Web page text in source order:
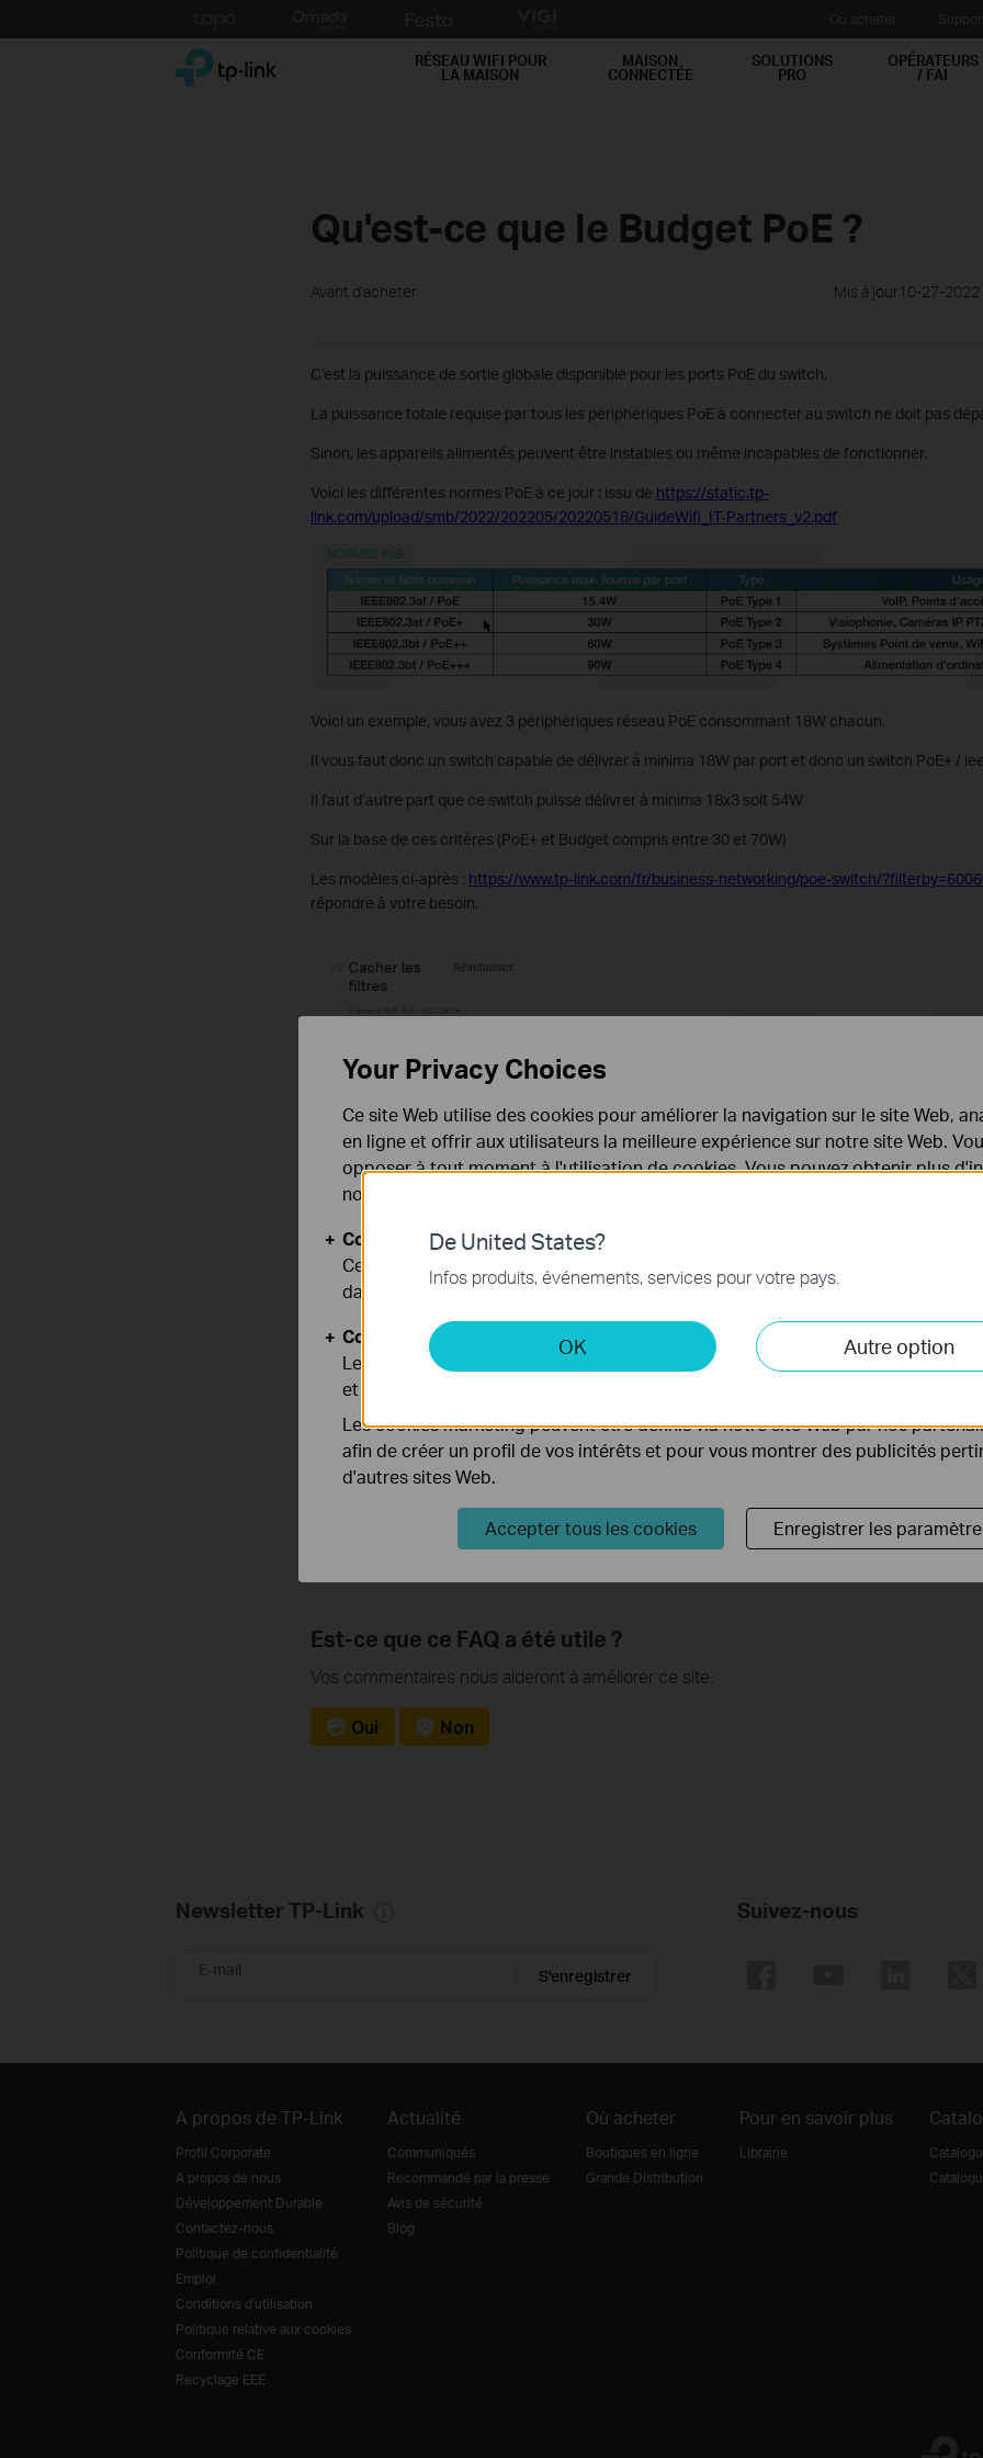
to
TP-Link, Reliably Smart RÉSEAU WIFI POUR
LA MAISON
MAISON
CONNECTÉE
SOLUTIONS
PRO
OPÉRATEURS
/ FAI
Qu'est-ce que le Budget PoE ?
Avant d'acheter Mis à jour10-27-
C’est la puissance de sortie globale disponible pour les ports PoE du switch.
La puissance totale requise par tous les périphériques PoE à connecter au switch ne doit pas
Sinon, les appareils alimentés peuvent être instables ou même incapables de fonctionner.
Voici les différentes normes PoE à ce jour : issu de https://static.tp-
link.com/upload/smb/2022/202205/20220518/GuideWifi_IT-Partners_v2.pdf
Voici un exemple, vous avez 3 périphériques réseau PoE consommant 18W chacun.
Il vous faut donc un switch capable de délivrer à minima 18W par port et donc un switch PoE+ /
Il faut d’autre part que ce switch puisse délivrer à minima 18x3 soit 54W
Sur la base de ces critères (PoE+ et Budget compris entre 30 et 70W)
Les modèles ci-après : https://www.tp-link.com/fr/business-networking/poe-switch/
répondre à votre besoin.
Est-ce que ce FAQ a été utile ?
Vos commentaires nous aideront à améliorer ce site.
Oui Non
Newsletter TP-Link
E-mail S'enregistrer
Suivez-nous
A propos de TP-Link
Profil Corporate
A propos de nous
Développement Durable
Contactez-nous
Politique de confidentialité
Emploi
Conditions d'utilisation
Politique relative aux cookies
Conformité CE
Recyclage EEE
Actualité
Communiqués
Recommandé par la presse
Avis de sécurité
Blog
Où acheter
Boutiques en ligne
Grande Distribution
Pour en savoir plus
Librairie
De United States?
Infos produits, événements, services pour votre pays.
OK Autre option
Your Privacy Choices
Ce site Web utilise des cookies pour améliorer la navigation sur le site Web,
en ligne et offrir aux utilisateurs la meilleure expérience sur notre site Web.
opposer à tout moment à l'utilisation de cookies. Vous pouvez obtenir plus
notre
Cookies basiques
Ces cookies sont nécessaires au fonctionnement du site Web et ne peuvent
dans vos systèmes.
Cookies d'analyse et marketing
Les cookies d'analyse nous permettent d'analyser vos activités sur notre site
et ajuster les fonctionnalités de notre site Web.
Les cookies marketing peuvent être définis via notre site Web par nos
afin de créer un profil de vos intérêts et pour vous montrer des publicités
d'autres sites Web.
Accepter tous les cookies Enregistrer les